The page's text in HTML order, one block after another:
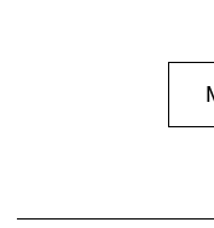
optimale Belüftung
- Drei offene